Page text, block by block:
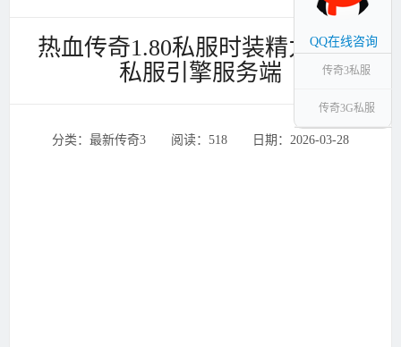
热血传奇1.80私服时装精力版本,
私服引擎服务端
分类：最新传奇3 ‌‍阅读：518 ‌‍日期：2026-03-28
QQ在线咨询
传奇3私服
传奇3G私服